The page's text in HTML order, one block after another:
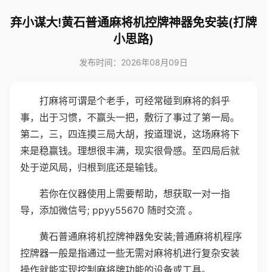
弃小谋大!黄石普通麻将机控牌神器免安装(打牌
小思路)
发布时间：2026年08月09日
打麻将可谓是个老手，可经常碰到麻将的斜乎
事，出于习惯，不赢头一把，敷衍了事过了第一局。
第二，三，四连摸三局大胡，按道理说，这场麻将下
来是稳赢钱。理想很丰满，现实很骨感。至四局后就
处于逆风局，归根到底还是输钱。
若你在仪器使用上需要帮助，想获取一对一指
导，添加微信号; ppyy55670 随时交流 。
黄石普通麻将机控牌神器免安装;普通麻将机程序
控牌器一般是指通过一些无需对麻将机进行复杂安装
操作就能实现控制麻将牌功能的设备或工具。